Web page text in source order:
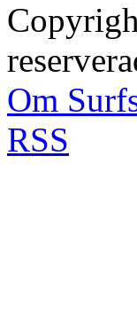
Om
RSS